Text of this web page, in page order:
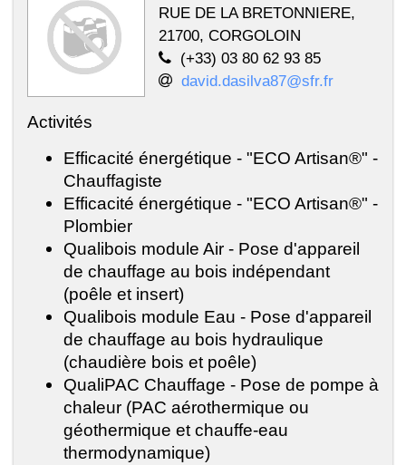
RUE DE LA BRETONNIERE,
21700, CORGOLOIN
(+33) 03 80 62 93 85
david.dasilva87@sfr.fr
Activités
Efficacité énergétique - "ECO Artisan®" -
Chauffagiste
Efficacité énergétique - "ECO Artisan®" -
Plombier
Qualibois module Air - Pose d'appareil
de chauffage au bois indépendant
(poêle et insert)
Qualibois module Eau - Pose d'appareil
de chauffage au bois hydraulique
(chaudière bois et poêle)
QualiPAC Chauffage - Pose de pompe à
chaleur (PAC aérothermique ou
géothermique et chauffe-eau
thermodynamique)